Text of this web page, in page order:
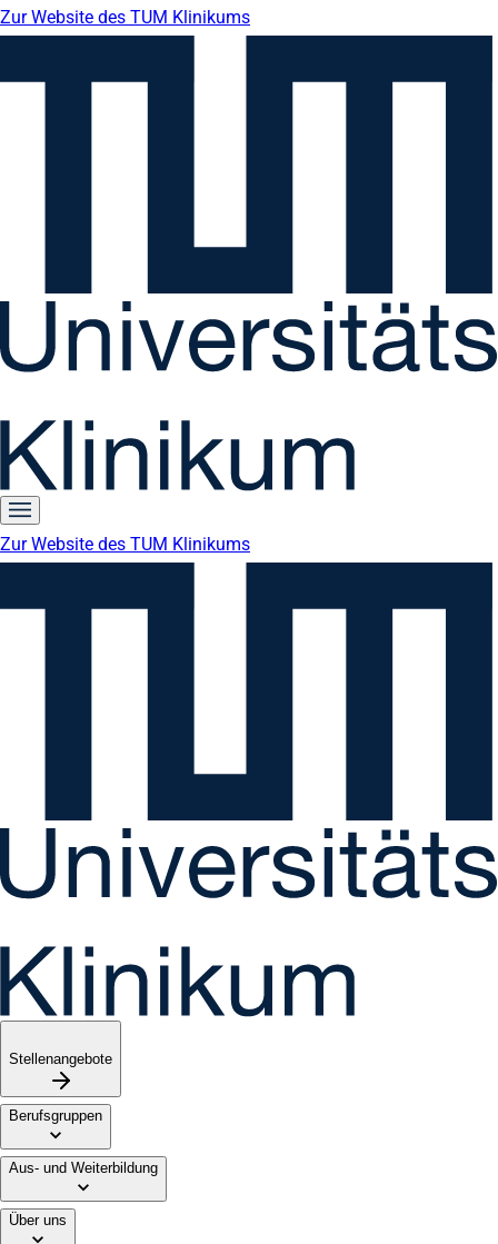
Zur Website des TUM Klinikums
Zur Website des TUM Klinikums
Stellenangebote
Berufsgruppen
Aus- und Weiterbildung
Über uns